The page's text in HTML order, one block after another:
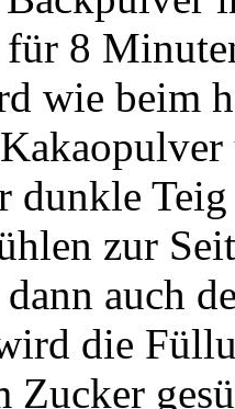
8
wie beim
zur
auch
die
Zucker